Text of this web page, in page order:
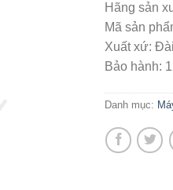
Hãng sản
Mã sản
Xuất xứ:
Bảo hành:
Danh mục: